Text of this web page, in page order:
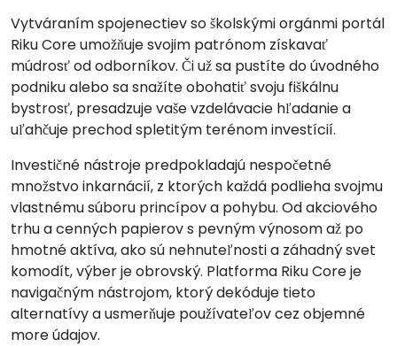
Vytváraním spojenectiev so školskými orgánmi portál
Riku Core umožňuje svojim patrónom získavať
múdrosť od odborníkov. Či už sa pustíte do úvodného
podniku alebo sa snažíte obohatiť svoju fiškálnu
bystrosť, presadzuje vaše vzdelávacie hľadanie a
uľahčuje prechod spletitým terénom investícií.
Investičné nástroje predpokladajú nespočetné
množstvo inkarnácií, z ktorých každá podlieha svojmu
vlastnému súboru princípov a pohybu. Od akciového
trhu a cenných papierov s pevným výnosom až po
hmotné aktíva, ako sú nehnuteľnosti a záhadný svet
komodít, výber je obrovský. Platforma Riku Core je
navigačným nástrojom, ktorý dekóduje tieto
alternatívy a usmerňuje používateľov cez objemné
more údajov.